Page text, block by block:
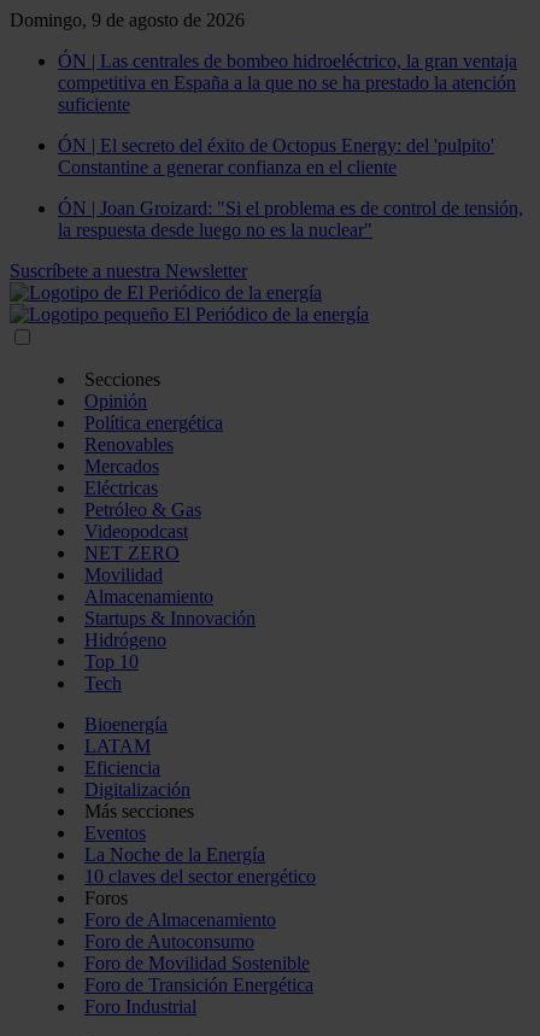
Domingo, 9 de agosto de 2026
ÓN | Las centrales de bombeo hidroeléctrico, la gran ventaja
competitiva en España a la que no se ha prestado la atención
suficiente
ÓN | El secreto del éxito de Octopus Energy: del 'pulpito'
Constantine a generar confianza en el cliente
ÓN | Joan Groizard: "Si el problema es de control de tensión,
la respuesta desde luego no es la nuclear"
Suscríbete a nuestra Newsletter
Secciones
Opinión
Política energética
Renovables
Mercados
Eléctricas
Petróleo & Gas
Videopodcast
NET ZERO
Movilidad
Almacenamiento
Startups & Innovación
Hidrógeno
Top 10
Tech
Bioenergía
LATAM
Eficiencia
Digitalización
Más secciones
Eventos
La Noche de la Energía
10 claves del sector energético
Foros
Foro de Almacenamiento
Foro de Autoconsumo
Foro de Movilidad Sostenible
Foro de Transición Energética
Foro Industrial